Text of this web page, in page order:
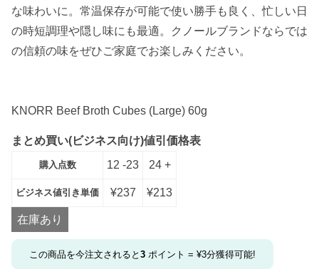
な味わいに。常温保存が可能で使い勝手も良く、忙しい日
の時短調理や隠し味にも最適。クノールブランドならでは
の信頼の味をぜひご家庭でお楽しみください。
KNORR Beef Broth Cubes (Large) 60g
まとめ買い(ビジネス向け)値引価格表
購入点数 12 -23 24 +
ビジネス値引き単価 ¥237 ¥213
在庫あり
この商品を今注文されると 3 ポイント = ¥3分獲得可能!